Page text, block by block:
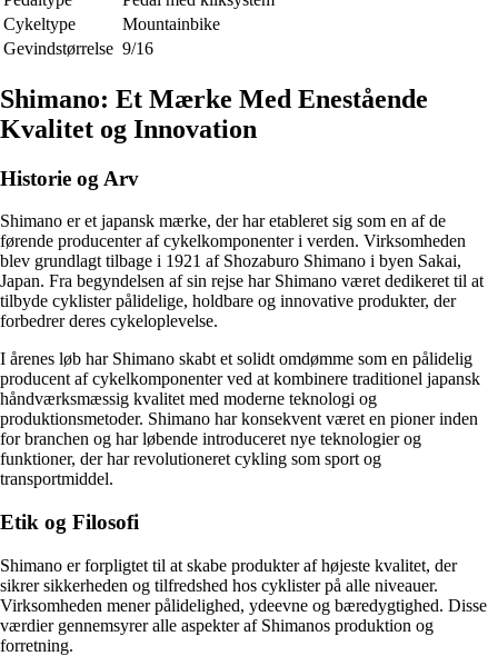
Cykeltype
Mountainbike
Gevindstørrelse 9/16
Shimano: Et Mærke Med Enestående
Kvalitet og Innovation
Historie og Arv
Shimano er et japansk mærke, der har etableret sig som en af de
førende producenter af cykelkomponenter i verden. Virksomheden
blev grundlagt tilbage i 1921 af Shozaburo Shimano i byen Sakai,
Japan. Fra begyndelsen af sin rejse har Shimano været dedikeret til at
tilbyde cyklister pålidelige, holdbare og innovative produkter, der
forbedrer deres cykeloplevelse.
I årenes løb har Shimano skabt et solidt omdømme som en pålidelig
producent af cykelkomponenter ved at kombinere traditionel japansk
håndværksmæssig kvalitet med moderne teknologi og
produktionsmetoder. Shimano har konsekvent været en pioner inden
for branchen og har løbende introduceret nye teknologier og
funktioner, der har revolutioneret cykling som sport og
transportmiddel.
Etik og Filosofi
Shimano er forpligtet til at skabe produkter af højeste kvalitet, der
sikrer sikkerheden og tilfredshed hos cyklister på alle niveauer.
Virksomheden mener pålidelighed, ydeevne og bæredygtighed. Disse
værdier gennemsyrer alle aspekter af Shimanos produktion og
forretning.